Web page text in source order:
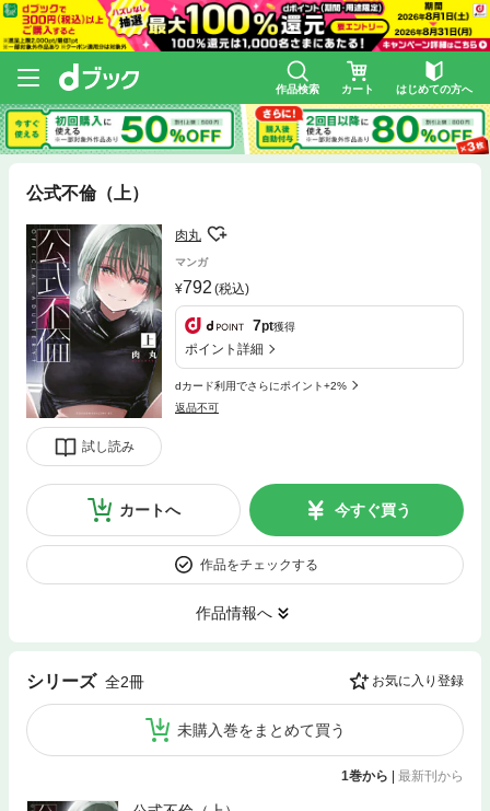
作品検索 カート はじめての方へ
公式不倫（上）
試し読み
肉丸
マンガ
792 (税込)
7pt獲得
ポイント詳細
dカード利用でさらにポイント+2%
返品不可
カートへ 今すぐ買う
作品をチェックする
作品情報へ
シリーズ 全2冊 お気に入り登録
未購入巻をまとめて買う
1巻から | 最新刊から